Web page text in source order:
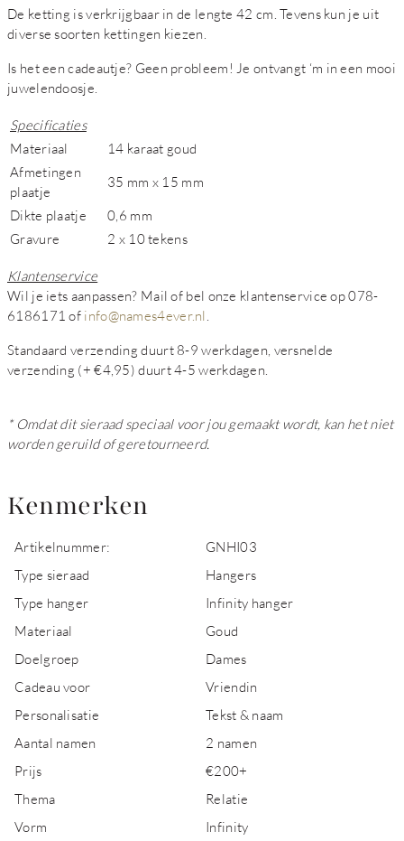
De ketting is verkrijgbaar in de lengte 42 cm. Tevens kun je uit
diverse soorten kettingen kiezen.
Is het een cadeautje? Geen probleem! Je ontvangt ‘m in een mooi
juwelendoosje.
Specificaties
Materiaal
14 karaat goud
Afmetingen
plaatje
35 mm x 15 mm
Dikte plaatje
0,6 mm
Gravure
2 x 10 tekens
Klantenservice
Wil je iets aanpassen? Mail of bel onze klantenservice op 078-
6186171 of info@names4ever.nl
Standaard verzending duurt 8-9 werkdagen, versnelde
verzending (+ €4,95) duurt 4-5 werkdagen.
* Omdat dit sieraad speciaal voor jou gemaakt wordt, kan het niet
worden geruild of geretourneerd.
Kenmerken
Artikelnummer:
GNHI03
Type sieraad
Hangers
Type hanger
Infinity hanger
Materiaal
Goud
Doelgroep
Dames
Cadeau voor
Vriendin
Personalisatie
Tekst & naam
Aantal namen
2 namen
Prijs
€200+
Thema
Relatie
Vorm
Infinity